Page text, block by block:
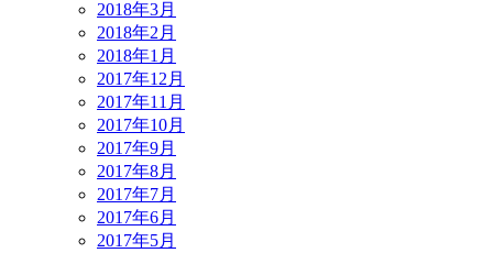
2018年3月
2018年2月
2018年1月
2017年12月
2017年11月
2017年10月
2017年9月
2017年8月
2017年7月
2017年6月
2017年5月